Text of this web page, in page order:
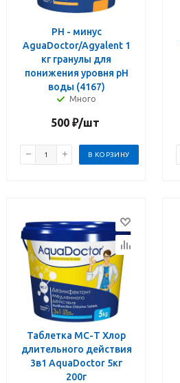
PH - минус
AguaDoctor/Agyalent 1
кг гранулы для
понижения уровня pH
воды (4167)
Много
500₽/шт
В КОРЗИНУ
Таблетка МС-Т Хлор
длительного действия
3в1 AquaDoctor 5кг
200г